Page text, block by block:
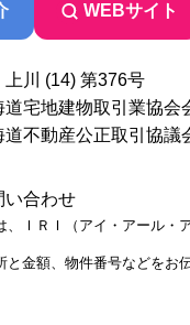
WEBサイト
川 (14) 第376号
宅地建物取引業協会
不動産公正取引協議
合わせ
、ＩＲＩ（アイ・アール・
と金額、物件番号などをお